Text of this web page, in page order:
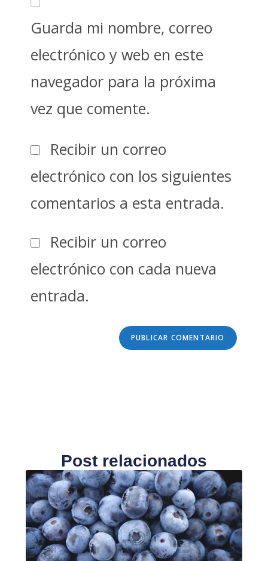
Guarda mi nombre, correo
electrónico y web en este
navegador para la próxima
vez que comente.
Recibir un correo
electrónico con los siguientes
comentarios a esta entrada.
Recibir un correo
electrónico con cada nueva
entrada.
Post relacionados